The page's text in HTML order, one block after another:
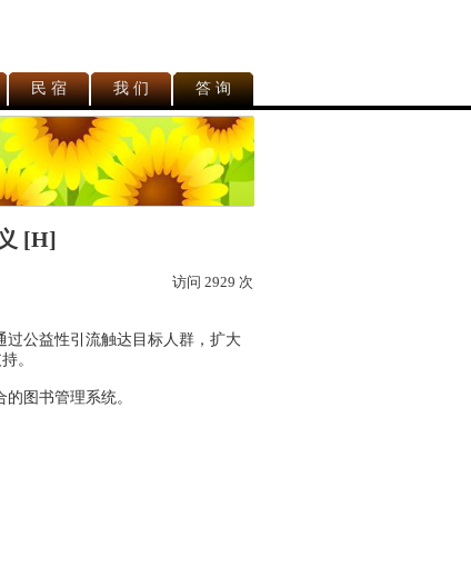
民 宿 我 们 答 询
[H]
访问 2929 次
过公益性引流触达目标人群， 扩大
。
图书管理系统。